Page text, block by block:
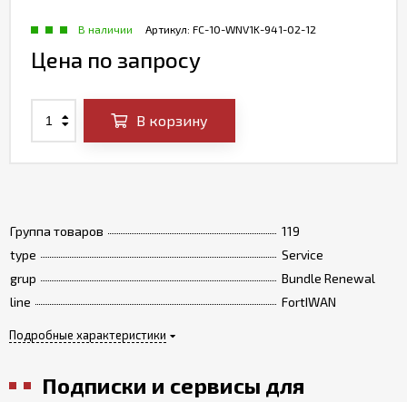
Группа товаров
119
type
Service
grup
Bundle Renewal
line
FortIWAN
Подробные характеристики
Артикул: FC-10-WNV1K-941-02-12
В наличии
Цена по запросу
В корзину
Подписки и сервисы для